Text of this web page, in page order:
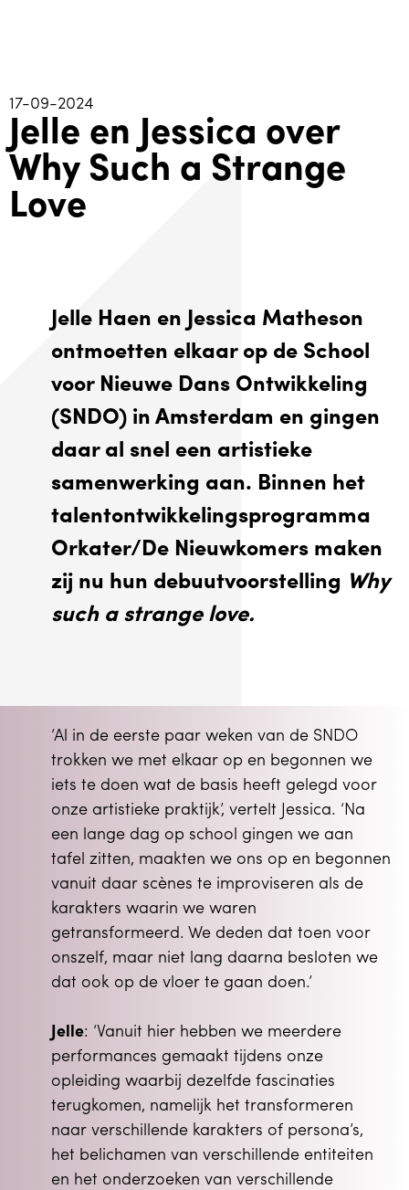
17-09-2024
Jelle en Jessica over
Why Such a Strange
Love
Jelle Haen en Jessica Matheson
ontmoetten elkaar op de School
voor Nieuwe Dans Ontwikkeling
(SNDO) in Amsterdam en gingen
daar al snel een artistieke
samenwerking aan. Binnen het
talentontwikkelingsprogramma
Orkater/De Nieuwkomers maken
zij nu hun debuutvoorstelling Why
such a strange love.
‘Al in de eerste paar weken van de SNDO
trokken we met elkaar op en begonnen we
iets te doen wat de basis heeft gelegd voor
onze artistieke praktijk’, vertelt Jessica. ‘Na
een lange dag op school gingen we aan
tafel zitten, maakten we ons op en begonnen
vanuit daar scènes te improviseren als de
karakters waarin we waren
getransformeerd. We deden dat toen voor
onszelf, maar niet lang daarna besloten we
dat ook op de vloer te gaan doen.’
Jelle: ‘Vanuit hier hebben we meerdere
performances gemaakt tijdens onze
opleiding waarbij dezelfde fascinaties
terugkomen, namelijk het transformeren
naar verschillende karakters of persona’s,
het belichamen van verschillende entiteiten
en het onderzoeken van verschillende